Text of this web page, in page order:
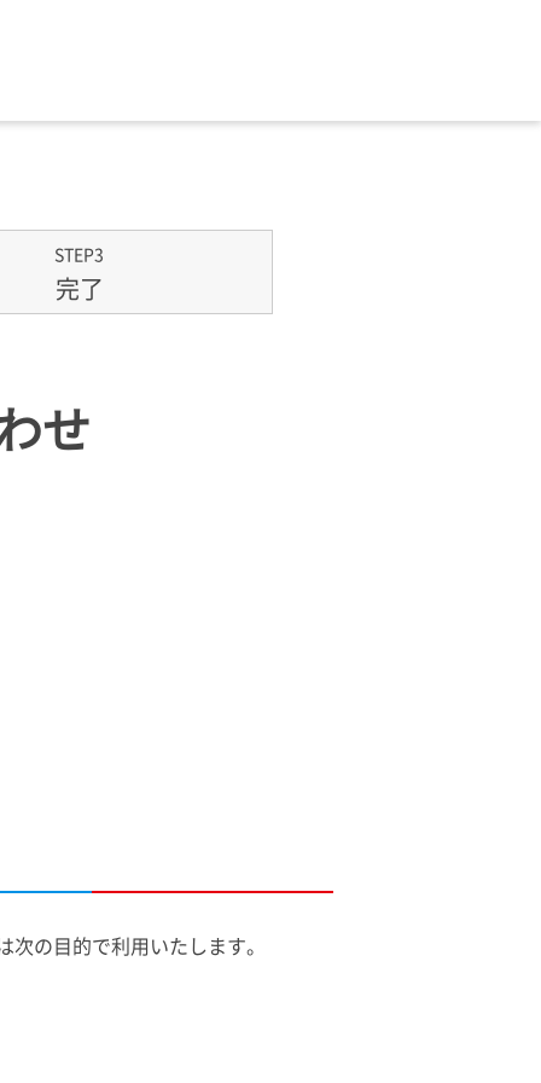
STEP3
完了
せ
の目的で利用いたします。